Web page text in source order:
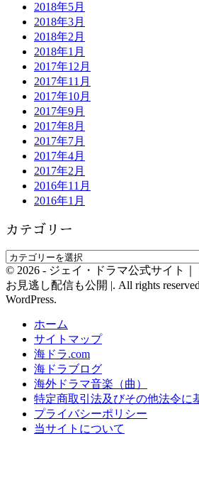
2018年5月
2018年3月
2018年2月
2018年1月
2017年12月
2017年11月
2017年10月
2017年9月
2017年8月
2017年7月
2017年4月
2017年2月
2016年11月
2016年1月
カテゴリー
© 2026 - ジェイ・ドラマ公式サイト｜
お見逃し配信も公開 |. All rights
WordPress.
ホーム
サイトマップ
海ドラ.com
海ドラブログ
海外ドラマ音楽（曲）
特定商取引法及びその他法令に
プライバシーポリシー
当サイトについて